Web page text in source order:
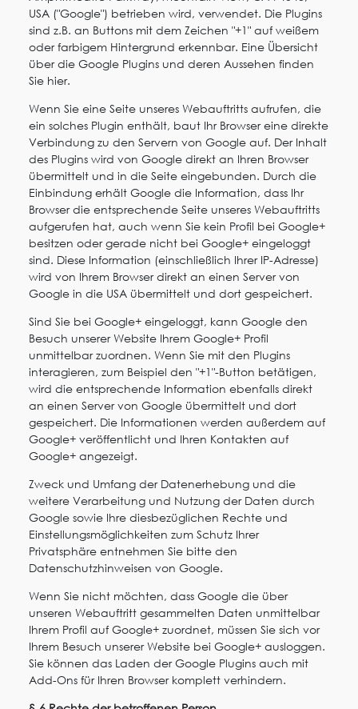
USA ("Google") betrieben wird, verwendet. Die Plugins
sind z.B. an Buttons mit dem Zeichen "+1" auf weißem
oder farbigem Hintergrund erkennbar. Eine Übersicht
über die Google Plugins und deren Aussehen finden
Sie hier.
Wenn Sie eine Seite unseres Webauftritts aufrufen, die
ein solches Plugin enthält, baut Ihr Browser eine direkte
Verbindung zu den Servern von Google auf. Der Inhalt
des Plugins wird von Google direkt an Ihren Browser
übermittelt und in die Seite eingebunden. Durch die
Einbindung erhält Google die Information, dass Ihr
Browser die entsprechende Seite unseres Webauftritts
aufgerufen hat, auch wenn Sie kein Profil bei Google+
besitzen oder gerade nicht bei Google+ eingeloggt
sind. Diese Information (einschließlich Ihrer IP-Adresse)
wird von Ihrem Browser direkt an einen Server von
Google in die USA übermittelt und dort gespeichert.
Sind Sie bei Google+ eingeloggt, kann Google den
Besuch unserer Website Ihrem Google+ Profil
unmittelbar zuordnen. Wenn Sie mit den Plugins
interagieren, zum Beispiel den "+1"-Button betätigen,
wird die entsprechende Information ebenfalls direkt
an einen Server von Google übermittelt und dort
gespeichert. Die Informationen werden außerdem auf
Google+ veröffentlicht und Ihren Kontakten auf
Google+ angezeigt.
Zweck und Umfang der Datenerhebung und die
weitere Verarbeitung und Nutzung der Daten durch
Google sowie Ihre diesbezüglichen Rechte und
Einstellungsmöglichkeiten zum Schutz Ihrer
Privatsphäre entnehmen Sie bitte den
Datenschutzhinweisen von Google.
Wenn Sie nicht möchten, dass Google die über
unseren Webauftritt gesammelten Daten unmittelbar
Ihrem Profil auf Google+ zuordnet, müssen Sie sich vor
Ihrem Besuch unserer Website bei Google+ ausloggen.
Sie können das Laden der Google Plugins auch mit
Add-Ons für Ihren Browser komplett verhindern.